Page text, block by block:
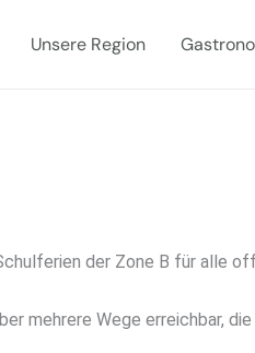
Unsere Region
der Zone B für alle
mehrere Wege erreichbar,